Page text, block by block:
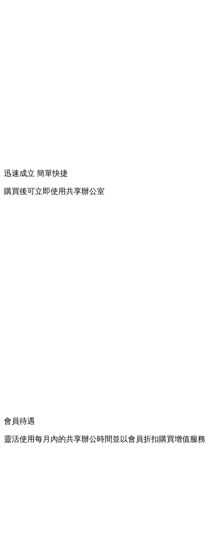
迅速成立 簡單快捷
購買後可立即使用共享辦公室
會員待遇
靈活使用每月內的共享辦公時間並以會員折扣購買增值服務